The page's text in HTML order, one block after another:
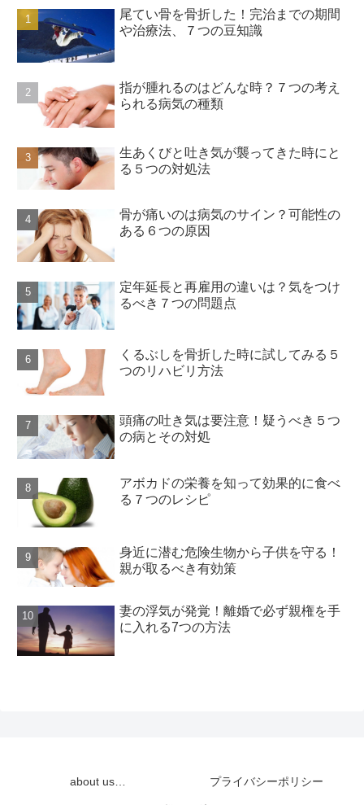
尾てい骨を骨折した！完治までの期間
や治療法、７つの豆知識
指が腫れるのはどんな時？７つの考え
られる病気の種類
生あくびと吐き気が襲ってきた時にと
る５つの対処法
骨が痛いのは病気のサイン？可能性の
ある６つの原因
定年延長と再雇用の違いは？気をつけ
るべき７つの問題点
くるぶしを骨折した時に試してみる５
つのリハビリ方法
頭痛の吐き気は要注意！疑うべき５つ
の病とその対処
アボカドの栄養を知って効果的に食べ
る７つのレシピ
身近に潜む危険生物から子供を守る！
親が取るべき有効策
妻の浮気が発覚！離婚で必ず親権を手
に入れる7つの方法
about us… プライバシーポリシー